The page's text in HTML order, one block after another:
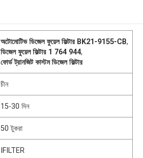
অটোমোটিভ ডিজেল ফুয়েল ফিল্টার BK21-9155-CB,
ডিজেল ফুয়েল ফিল্টার 1 764 944,
ফোর্ড ট্রানজিট কাস্টম ডিজেল ফিল্টার
চীন
15-30 দিন
50 টুকরা
IFILTER